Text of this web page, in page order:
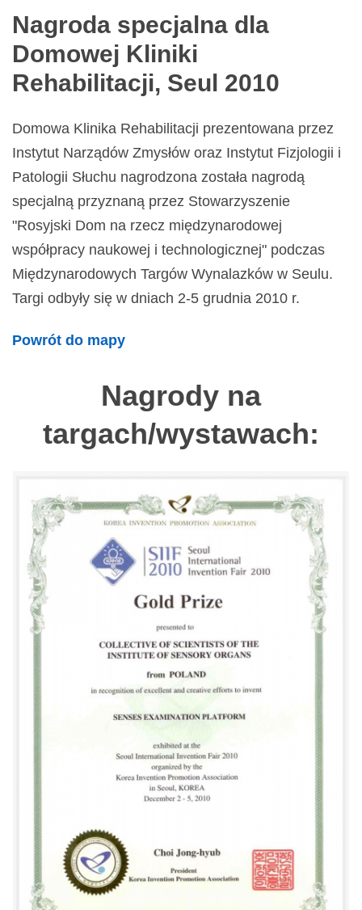
Nagroda specjalna dla
Domowej Kliniki
Rehabilitacji, Seul 2010
Domowa Klinika Rehabilitacji prezentowana przez
Instytut Narządów Zmysłów oraz Instytut Fizjologii i
Patologii Słuchu nagrodzona została nagrodą
specjalną przyznaną przez Stowarzyszenie
"Rosyjski Dom na rzecz międzynarodowej
współpracy naukowej i technologicznej" podczas
Międzynarodowych Targów Wynalazków w Seulu.
Targi odbyły się w dniach 2-5 grudnia 2010 r.
Powrót do mapy
Nagrody na
targach/wystawach: